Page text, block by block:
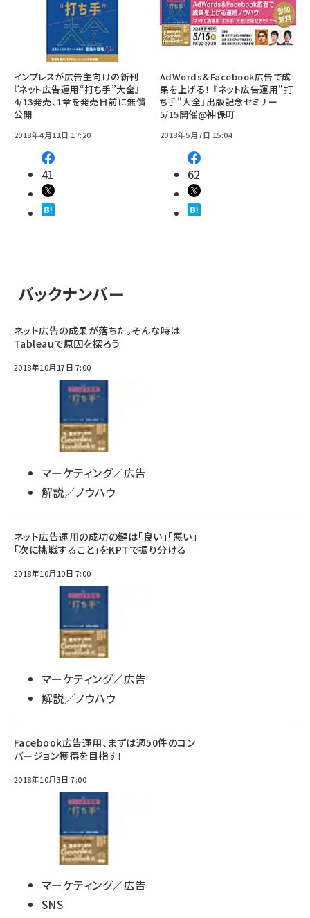
インプレスが広告主向けの新刊
『ネット広告運用“打ち手”大全』
4/13発売、1章を発売日前に無償
公開
2018年4月11日 17:20
41
AdWords＆Facebook広告で成
果を上げる！ 『ネット広告運用"打
ち手"大全』出版記念セミナー
5/15開催@神保町
2018年5月7日 15:04
62
バックナンバー
ネット広告の成果が落ちた。そんな時は
Tableauで原因を探ろう
2018年10月17日 7:00
マーケティング／広告
解説／ノウハウ
ネット広告運用の成功の鍵は「良い」「悪い」
「次に挑戦すること」をKPTで振り分ける
2018年10月10日 7:00
マーケティング／広告
解説／ノウハウ
Facebook広告運用、まずは週50件のコン
バージョン獲得を目指す！
2018年10月3日 7:00
マーケティング／広告
SNS